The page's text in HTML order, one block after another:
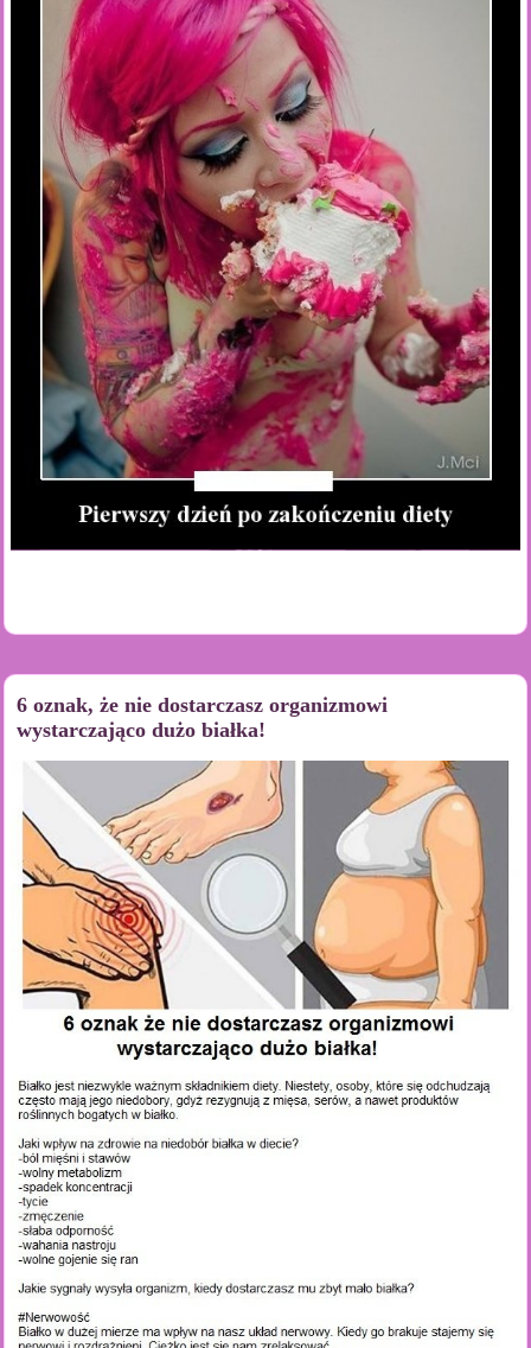
6 oznak, że nie dostarczasz organizmowi
wystarczająco dużo białka!